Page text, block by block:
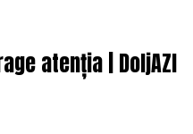
atenția | DoljAZI